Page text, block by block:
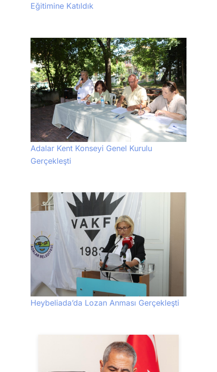
Eğitimine Katıldık
Adalar Kent Konseyi Genel Kurulu
Gerçekleşti
Heybeliada’da Lozan Anması Gerçekleşti